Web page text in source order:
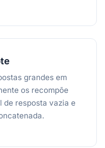
grandes em
os recompõe
de resposta vazia e